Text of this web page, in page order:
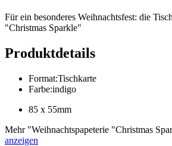
Für ein besonderes Weihnachtsfest: die
"Christmas Sparkle"
Produktdetails
Format:Tischkarte
Farbe:indigo
85 x 55mm
Mehr"Weihnachtspapeterie "Christmas
anzeigen